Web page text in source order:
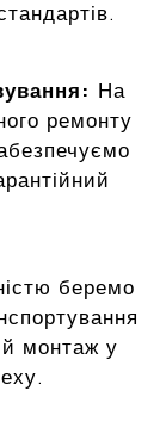
На
ремонту
беремо
монтаж у